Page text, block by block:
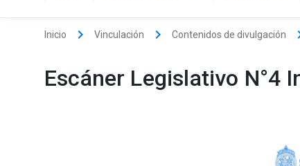
Inicio keyboard_arrow_right Vinculación keyboard_arrow_right Contenidos de divulgación
Escáner Legislativo N°4